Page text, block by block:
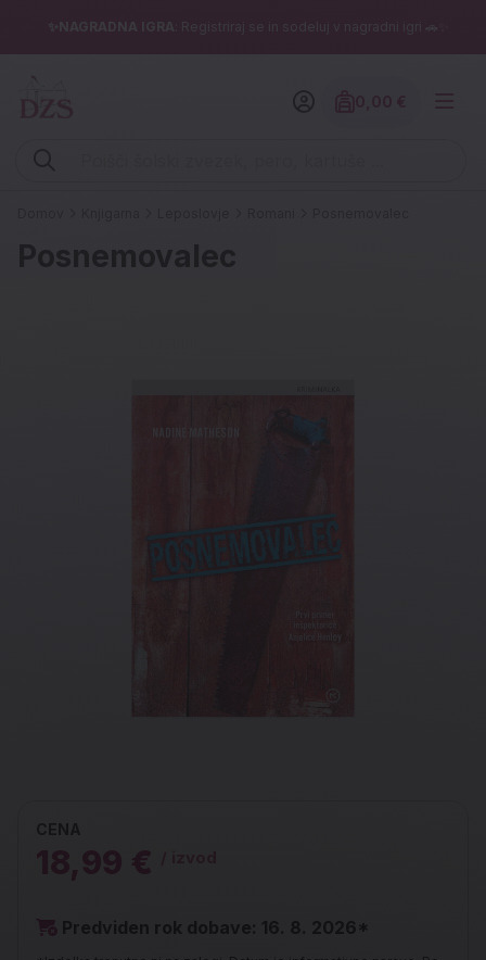
✨NAGRADNA IGRA : Registriraj se in sodeluj v nagradni igri 🚗✨
Vpišite iskalni niz (šolski zvezek, pero, kartuše ...)
Posnemovalec
CENA
18,99 €
Predviden rok dobave: 16. 8. 2026*